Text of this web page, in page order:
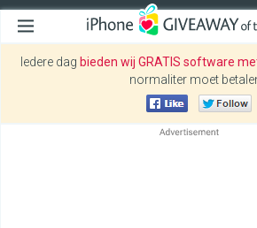
Iedere dag bieden wij GRATIS software
normaliter moet